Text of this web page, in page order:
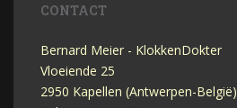
CONTACT
Bernard Meier - KlokkenDokter
Vloeiende 25
2950 Kapellen (Antwerpen-België)